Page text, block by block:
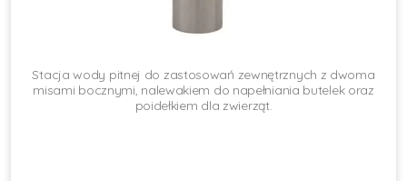
Stacja wody pitnej do zastosowań zewnętrznych z dwoma
misami bocznymi, nalewakiem do napełniania butelek oraz
poidełkiem dla zwierząt.